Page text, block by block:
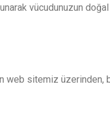
vücudunuzun
web sitemiz